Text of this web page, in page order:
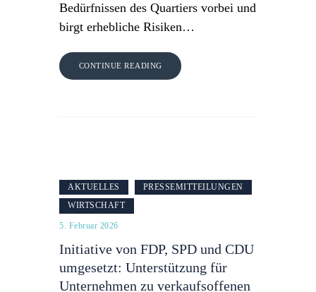
Bedürfnissen des Quartiers vorbei und
birgt erhebliche Risiken…
CONTINUE READING
AKTUELLES
PRESSEMITTEILUNGEN
WIRTSCHAFT
5. Februar 2026
Initiative von FDP, SPD und CDU
umgesetzt: Unterstützung für
Unternehmen zu verkaufsoffenen